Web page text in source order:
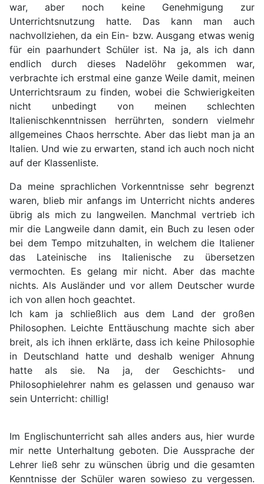
war, aber noch keine Genehmigung zur
Unterrichtsnutzung hatte. Das kann man auch
nachvollziehen, da ein Ein- bzw. Ausgang etwas wenig
für ein paarhundert Schüler ist. Na ja, als ich dann
endlich durch dieses Nadelöhr gekommen war,
verbrachte ich erstmal eine ganze Weile damit, meinen
Unterrichtsraum zu finden, wobei die Schwierigkeiten
nicht unbedingt von meinen schlechten
Italienischkenntnissen herrührten, sondern vielmehr
allgemeines Chaos herrschte. Aber das liebt man ja an
Italien. Und wie zu erwarten, stand ich auch noch nicht
auf der Klassenliste.
Da meine sprachlichen Vorkenntnisse sehr begrenzt
waren, blieb mir anfangs im Unterricht nichts anderes
übrig als mich zu langweilen. Manchmal vertrieb ich
mir die Langweile dann damit, ein Buch zu lesen oder
bei dem Tempo mitzuhalten, in welchem die Italiener
das Lateinische ins Italienische zu übersetzen
vermochten. Es gelang mir nicht. Aber das machte
nichts. Als Ausländer und vor allem Deutscher wurde
ich von allen hoch geachtet.
Ich kam ja schließlich aus dem Land der großen
Philosophen. Leichte Enttäuschung machte sich aber
breit, als ich ihnen erklärte, dass ich keine Philosophie
in Deutschland hatte und deshalb weniger Ahnung
hatte als sie. Na ja, der Geschichts- und
Philosophielehrer nahm es gelassen und genauso war
sein Unterricht: chillig!
Im Englischunterricht sah alles anders aus, hier wurde
mir nette Unterhaltung geboten. Die Aussprache der
Lehrer ließ sehr zu wünschen übrig und die gesamten
Kenntnisse der Schüler waren sowieso zu vergessen.